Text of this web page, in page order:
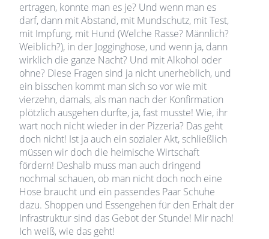
ertragen, konnte man es je? Und wenn man es
darf, dann mit Abstand, mit Mundschutz, mit Test,
mit Impfung, mit Hund (Welche Rasse? Männlich?
Weiblich?), in der Jogginghose, und wenn ja, dann
wirklich die ganze Nacht? Und mit Alkohol oder
ohne? Diese Fragen sind ja nicht unerheblich, und
ein bisschen kommt man sich so vor wie mit
vierzehn, damals, als man nach der Konfirmation
plötzlich ausgehen durfte, ja, fast musste! Wie, ihr
wart noch nicht wieder in der Pizzeria? Das geht
doch nicht! Ist ja auch ein sozialer Akt, schließlich
müssen wir doch die heimische Wirtschaft
fördern! Deshalb muss man auch dringend
nochmal schauen, ob man nicht doch noch eine
Hose braucht und ein passendes Paar Schuhe
dazu. Shoppen und Essengehen für den Erhalt der
Infrastruktur sind das Gebot der Stunde! Mir nach!
Ich weiß, wie das geht!